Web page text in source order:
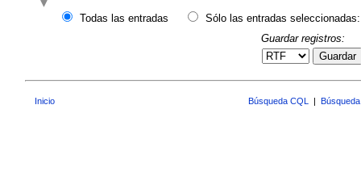
Todas las entradas
Sólo las entradas seleccionadas:
Guardar registros:
Guardar
Inicio Búsqueda CQL